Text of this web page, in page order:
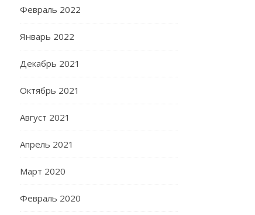
Февраль 2022
Январь 2022
Декабрь 2021
Октябрь 2021
Август 2021
Апрель 2021
Март 2020
Февраль 2020